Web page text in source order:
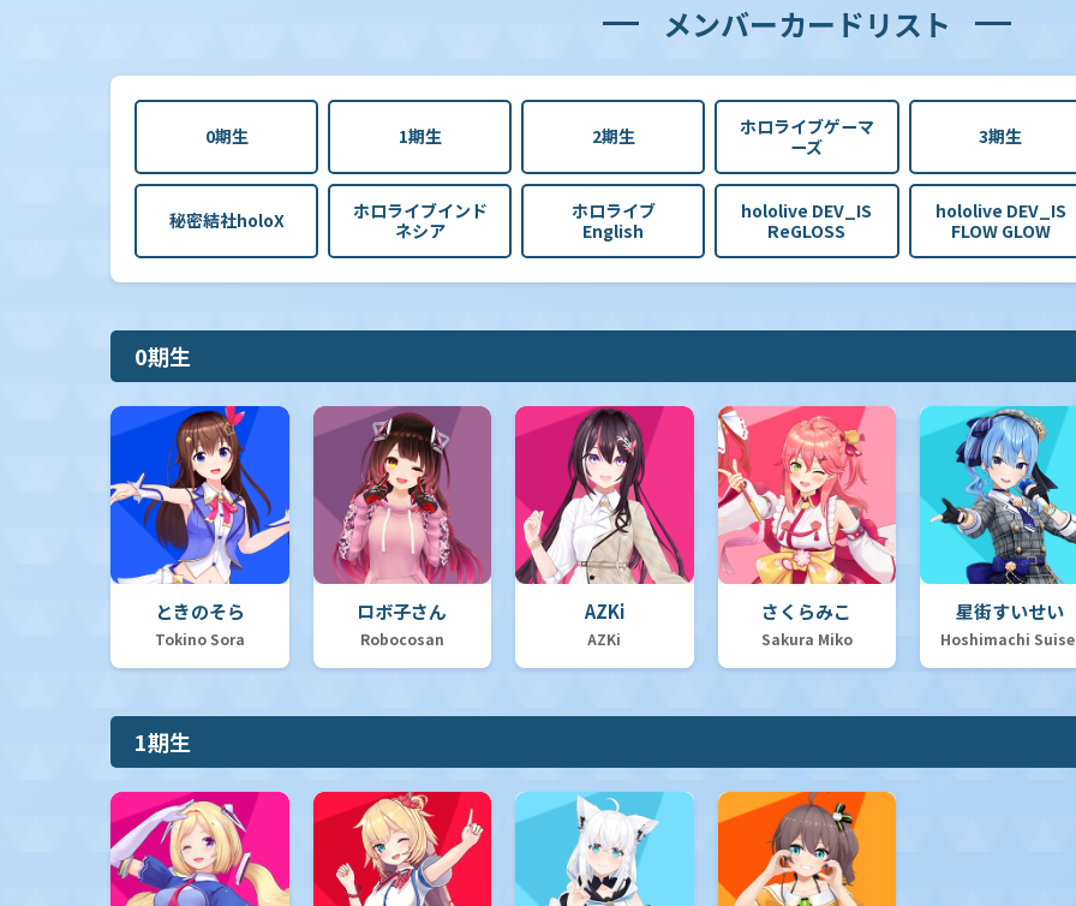
メンバーカードリスト
0期生 1期生 2期生
ホロライブゲーマ
ーズ
3期生
秘密結社holoX
ホロライブインド
ネシア
ホロライブ
English
hololive DEV_IS
ReGLOSS
hololive DEV_IS
FLOW GLOW
0期生
ときのそら
Tokino Sora
ロボ子さん
Robocosan
AZKi
AZKi
さくらみこ
Sakura Miko
星街すいせい
Hoshimachi
1期生